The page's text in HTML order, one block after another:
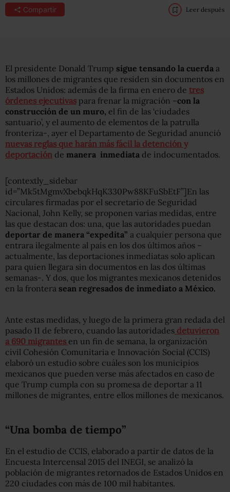
Compartir Leer después
El presidente Donald Trump sigue tensando la cuerda a
los millones de migrantes que residen sin documentos en
Estados Unidos: además de la firma en enero de tres
órdenes ejecutivas para frenar la migración –con la
construcción de un muro, el fin de las ‘ciudades
santuario’, y el aumento de elementos de la patrulla
fronteriza-, ayer el Departamento de Seguridad anunció
nuevas reglas que harán más fácil la detención y
deportación de manera inmediata de indocumentados.
[contextly_sidebar
id=”Mk5tMgmvXbebqkHqK330Pw88KFuSbEtF”]En las
circulares firmadas por el secretario de Seguridad
Nacional, John Kelly, se proponen varias medidas, entre
las que destacan dos: una, que las autoridades puedan
deportar de manera “expedita” a cualquier persona que
entrara ilegalmente al país en los dos últimos años –
actualmente, las deportaciones inmediatas solo aplican
para quien llegara sin documentos en las dos últimas
semanas-. Y dos, que los migrantes mexicanos detenidos
en la frontera sean regresados de inmediato a México.
Ante estas medidas, y luego de la primera gran redada del
pasado 11 de febrero, cuando las autoridades detuvieron
a 690 migrantes en un fin de semana, la organización
civil Cohesión Comunitaria e Innovación Social (CCIS)
elaboró un estudio sobre cuáles son los municipios
mexicanos que pueden verse más afectados en caso de
que Trump cumpla con su promesa de deportar a 11
millones de migrantes, entre ellos millones de mexicanos.
“Una bomba de tiempo”
En el estudio de CCIS, elaborado a partir de datos de la
Encuesta Intercensal 2015 del INEGI, se analizó la
población de migrantes retornados de Estados Unidos en
220 ciudades con más de 100 mil habitantes.